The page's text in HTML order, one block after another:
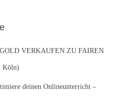
VERKAUFEN ZU FAIREN
Köln)
deinen Onlineunterricht –